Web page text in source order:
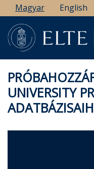
Ugrás
a
tartalomra
Magyar English
UNIVERSITY